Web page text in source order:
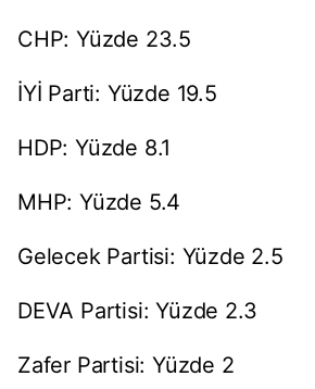
CHP: Yüzde 23.5
İYİ Parti: Yüzde 19.5
HDP: Yüzde 8.1
MHP: Yüzde 5.4
Gelecek Partisi: Yüzde 2.5
DEVA Partisi: Yüzde 2.3
Zafer Partisi: Yüzde 2